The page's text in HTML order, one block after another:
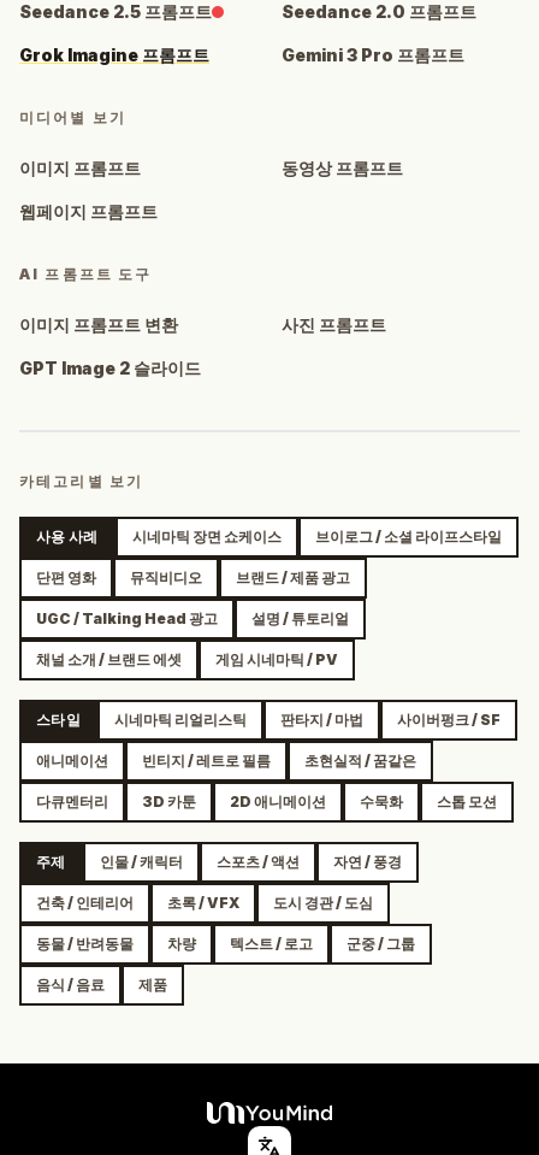
Seedance 2.5 프롬프트 Seedance 2.0 프롬프트
Grok Imagine 프롬프트 Gemini 3 Pro 프롬프트
미디어별 보기
이미지 프롬프트 동영상 프롬프트
웹페이지 프롬프트
AI 프롬프트 도구
이미지 프롬프트 변환 사진 프롬프트
GPT Image 2 슬라이드
카테고리별 보기
사용 사례 시네마틱 장면 쇼케이스 브이로그 / 소셜 라이프스타일
단편 영화 뮤직비디오 브랜드 / 제품 광고
UGC / Talking Head 광고 설명 / 튜토리얼
채널 소개 / 브랜드 에셋 게임 시네마틱 / PV
스타일 시네마틱 리얼리스틱 판타지 / 마법 사이버펑크 / SF
애니메이션 빈티지 / 레트로 필름 초현실적 / 꿈같은
다큐멘터리 3D 카툰 2D 애니메이션 수묵화 스톱 모션
주제 인물 / 캐릭터 스포츠 / 액션 자연 / 풍경
건축 / 인테리어 초록 / VFX 도시 경관 / 도심
동물 / 반려동물 차량 텍스트 / 로고 군중 / 그룹
음식 / 음료 제품